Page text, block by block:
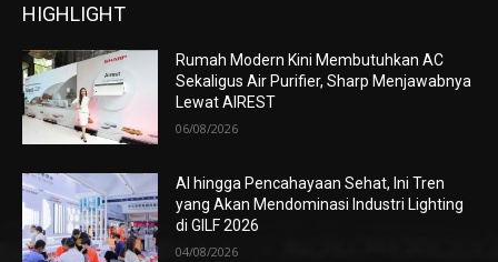
HIGHLIGHT
Rumah Modern Kini Membutuhkan AC
Sekaligus Air Purifier, Sharp Menjawabnya
Lewat AIREST
06/08/2026
AI hingga Pencahayaan Sehat, Ini Tren
yang Akan Mendominasi Industri Lighting
di GILF 2026
04/08/2026